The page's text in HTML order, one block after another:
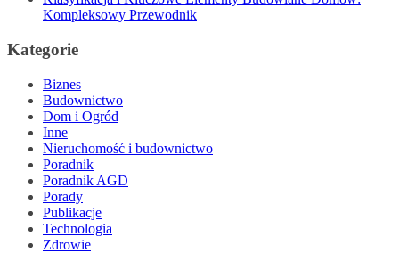
Kompleksowy Przewodnik
Kategorie
Biznes
Budownictwo
Dom i Ogród
Inne
Nieruchomość i budownictwo
Poradnik
Poradnik AGD
Porady
Publikacje
Technologia
Zdrowie